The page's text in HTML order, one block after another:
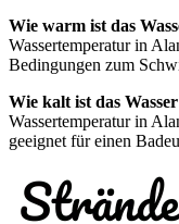
Wie warm ist das
Wassertemperatur in
Bedingungen zum
Wie kalt ist das
Wassertemperatur in
geeignet für einen